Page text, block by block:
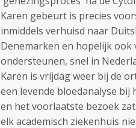
Karen gebeurt is precies
inmiddels verhuisd naar
Denemarken en hopelijk ook
ondersteunen, snel in
Karen is vrijdag weer bij de
een levende bloedanalyse
en het voorlaatste bezoek
elk academisch ziekenhuis